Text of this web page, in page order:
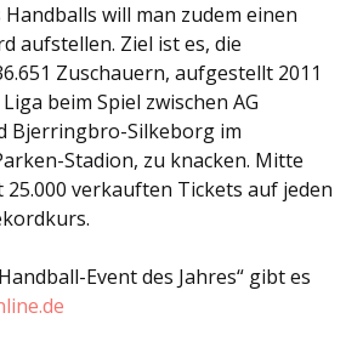
will man zudem einen
aufstellen. Ziel ist es, die
Zuschauern, aufgestellt 2011
beim Spiel zwischen AG
Bjerringbro-Silkeborg im
Stadion, zu knacken. Mitte
verkauften Tickets auf jeden
Event des Jahres“ gibt es